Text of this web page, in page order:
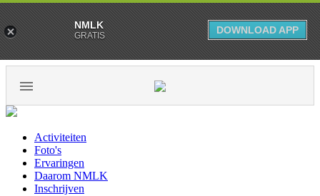
Activiteiten
Foto's
Ervaringen
Daarom NMLK
Inschrijven
NMLK
GRATIS DOWNLOAD APP